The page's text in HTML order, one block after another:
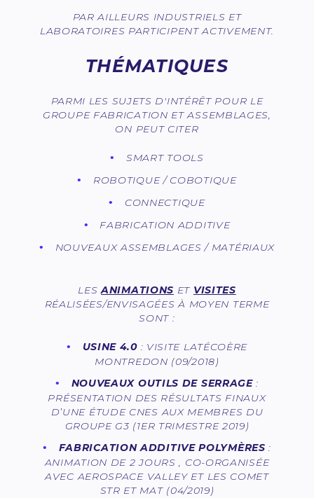
PAR AILLEURS INDUSTRIELS ET
LABORATOIRES PARTICIPENT ACTIVEMENT.
THÉMATIQUES
PARMI LES SUJETS D'INTÉRÊT POUR LE
GROUPE FABRICATION ET ASSEMBLAGES,
ON PEUT CITER
SMART TOOLS
ROBOTIQUE / COBOTIQUE
CONNECTIQUE
FABRICATION ADDITIVE
NOUVEAUX ASSEMBLAGES / MATÉRIAUX
LESANIMATIONS ET VISITES
RÉALISÉES/ENVISAGÉES À MOYEN TERME
SONT :
USINE 4.0: VISITE LATÉCOÈRE
MONTREDON (09/2018)
NOUVEAUX OUTILS DE SERRAGE:
PRÉSENTATION DES RÉSULTATS FINAUX
D’UNE ÉTUDE CNES AUX MEMBRES DU
GROUPE G3 (1ER TRIMESTRE 2019)
FABRICATION ADDITIVE POLYMÈRES :
ANIMATION DE 2 JOURS , CO-ORGANISÉE
AVEC AEROSPACE VALLEY ET LES COMET
STR ET MAT (04/2019)